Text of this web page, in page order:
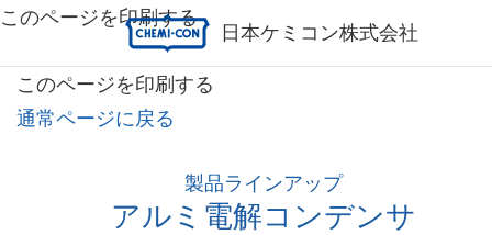
日本ケミコン株式会社
このページを印刷する
製品ラインアップ
アルミ電解コンデンサ
このページを印刷する
通常ページに戻る